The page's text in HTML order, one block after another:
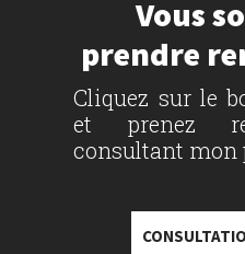
Vous
prendre
Cliquez sur le
et prenez
consultant mon